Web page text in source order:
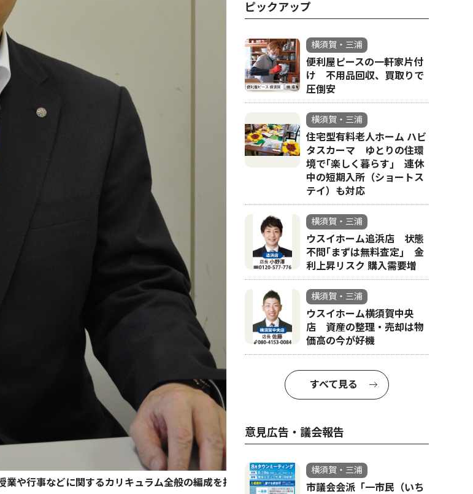
や行事などに関するカリキュラム全般の編成を担当している
ピックアップ
横須賀・三浦
便利屋ピースの一軒家片付
け 不用品回収、買取りで
圧倒安
横須賀・三浦
住宅型有料老人ホーム ハビ
タスカーマ ゆとりの住環
境で｢楽しく暮らす｣ 連休
中の短期入所（ショートス
テイ）も対応
横須賀・三浦
ウスイホーム追浜店 状態
不問｢まずは無料査定｣ 金
利上昇リスク 購入需要増
横須賀・三浦
ウスイホーム横須賀中央
店 資産の整理・売却は物
価高の今が好機
すべて見る
意見広告・議会報告
横須賀・三浦
市議会会派「一市民（いち